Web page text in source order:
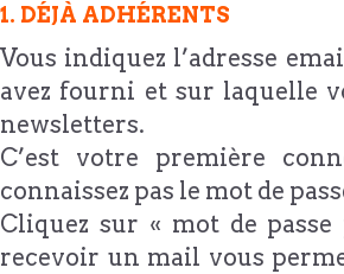
1. DÉJÀ ADHÉRENTS
Vous indiquez l’adresse
avez fourni et sur laquelle
newsletters.
C’est votre première
connaissez pas le mot de
Cliquez sur « mot de
recevoir un mail vous